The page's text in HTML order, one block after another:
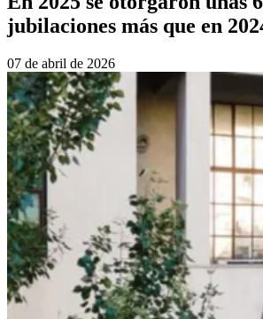
jubilaciones más que en
07 de abril de 2026